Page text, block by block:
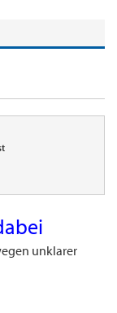
unklarer